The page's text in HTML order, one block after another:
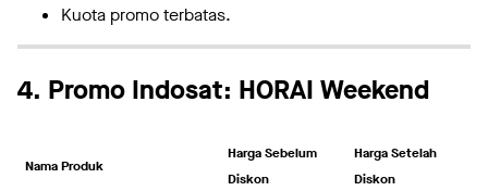
Kuota promo terbatas.
4. Promo Indosat: HORAI Weekend
Nama Produk
Harga Sebelum
Diskon
Harga Setelah
Diskon